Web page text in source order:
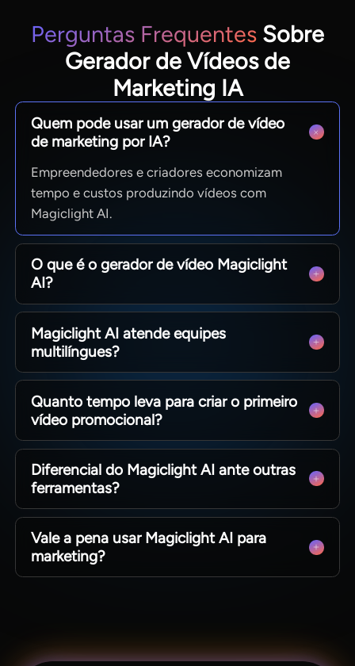
Perguntas Frequentes Sobre
Gerador de Vídeos de
Marketing IA
Quem pode usar um gerador de vídeo
de marketing por IA?
Empreendedores e criadores economizam
tempo e custos produzindo vídeos com
Magiclight AI.
O que é o gerador de vídeo Magiclight
AI?
Ferramenta IA transforma textos e imagens em
vídeos sem a necessidade de equipes de
gravação.
Magiclight AI atende equipes
multilíngues?
Sim, cria narrações em vários idiomas para
uniformizar campanhas globais rapidamente.
Quanto tempo leva para criar o primeiro
vídeo promocional?
Usuários finalizam rascunhos em minutos e
testam ideias de campanha rapidamente.
Diferencial do Magiclight AI ante outras
ferramentas?
Suporta vídeos longos, prompts detalhados e
mais de 20 estilos sem taxas elevadas.
Vale a pena usar Magiclight AI para
marketing?